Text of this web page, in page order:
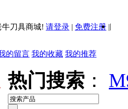
刀具商城! 请登录 | 免费注册 ||
的留言 我的收藏 我的推荐
热门搜索 ：